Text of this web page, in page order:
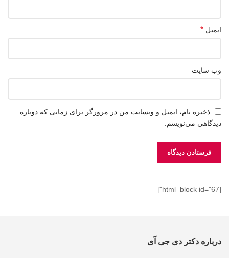
ایمیل *
وب‌ سایت
ذخیره نام، ایمیل و وبسایت من در مرورگر برای زمانی که دوباره
دیدگاهی می‌نویسم.
[html_block id="67"]
درباره دکتر دی جی آی